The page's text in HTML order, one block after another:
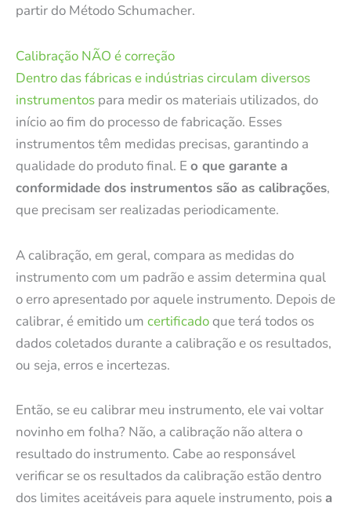
partir do Método Schumacher.
Calibração NÃO é correção
Dentro das fábricas e indústrias circulam diversos
instrumentos para medir os materiais utilizados, do
início ao fim do processo de fabricação. Esses
instrumentos têm medidas precisas, garantindo a
qualidade do produto final. E o que garante a
conformidade dos instrumentos são as calibrações,
que precisam ser realizadas periodicamente.
A calibração, em geral, compara as medidas do
instrumento com um padrão e assim determina qual
o erro apresentado por aquele instrumento. Depois de
calibrar, é emitido um certificado que terá todos os
dados coletados durante a calibração e os resultados,
ou seja, erros e incertezas.
Então, se eu calibrar meu instrumento, ele vai voltar
novinho em folha? Não, a calibração não altera o
resultado do instrumento. Cabe ao responsável
verificar se os resultados da calibração estão dentro
dos limites aceitáveis para aquele instrumento, poisa